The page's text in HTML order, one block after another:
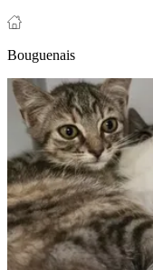
Bouguenais